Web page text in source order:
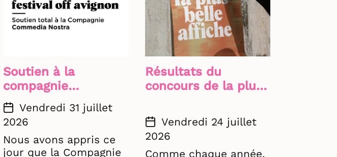
Soutien à la
compagnie
Compagnie
Commedia Nostra
Vendredi 31 juillet
2026
Nous avons appris ce
jour que la Compagnie
Résultats du
concours de la plus
Vendredi 24 juillet
2026
Comme chaque année,